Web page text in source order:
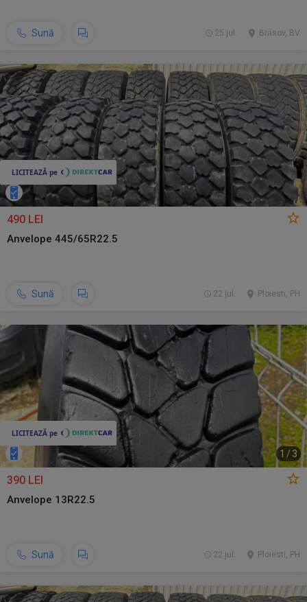
Sună Brasov, BV
25 jul.
490 LEI
Anvelope 445/65R22.5
Sună Ploiesti, PH
22 jul.
1 /3
390 LEI
Anvelope 13R22.5
Sună Ploiesti, PH
22 jul.